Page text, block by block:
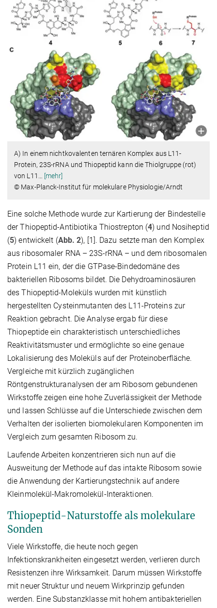
A) In einem nichtkovalenten ternären Komplex aus L11-
Protein, 23S-rRNA und Thiopeptid kann die Thiolgruppe (rot)
von L11
[mehr]
© Max-Planck-Institut für molekulare Physiologie/Arndt
Eine solche Methode wurde zur Kartierung der Bindestelle
der Thiopeptid-Antibiotika Thiostrepton (4) und Nosiheptid
(5) entwickelt (Abb. 2), [1]. Dazu setzte man den Komplex
aus ribosomaler RNA – 23S-rRNA – und dem ribosomalen
Protein L11 ein, der die GTPase-Bindedomäne des
bakteriellen Ribosoms bildet. Die Dehydroaminosäuren
des Thiopeptid-Moleküls wurden mit künstlich
hergestellten Cysteinmutanten des L11-Proteins zur
Reaktion gebracht. Die Analyse ergab für diese
Thiopeptide ein charakteristisch unterschiedliches
Reaktivitätsmuster und ermöglichte so eine genaue
Lokalisierung des Moleküls auf der Proteinoberfläche.
Vergleiche mit kürzlich zugänglichen
Röntgenstrukturanalysen der am Ribosom gebundenen
Wirkstoffe zeigen eine hohe Zuverlässigkeit der Methode
und lassen Schlüsse auf die Unterschiede zwischen dem
Verhalten der isolierten biomolekularen Komponenten im
Vergleich zum gesamten Ribosom zu.
Laufende Arbeiten konzentrieren sich nun auf die
Ausweitung der Methode auf das intakte Ribosom sowie
die Anwendung der Kartierungstechnik auf andere
Kleinmolekül-Makromolekül-Interaktionen.
Thiopeptid-Naturstoffe als molekulare
Sonden
Viele Wirkstoffe, die heute noch gegen
Infektionskrankheiten eingesetzt werden, verlieren durch
Resistenzen ihre Wirksamkeit. Darum müssen Wirkstoffe
mit neuer Struktur und neuem Wirkprinzip gefunden
werden. Eine Substanzklasse mit hohem antibakteriellen